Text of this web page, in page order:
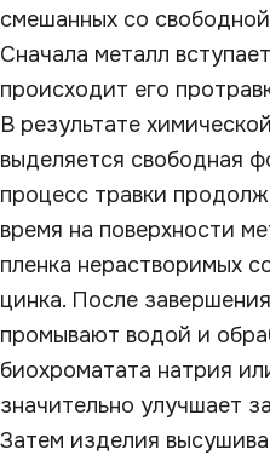
смешанных со
Сначала металл
происходит его
В результате
выделяется свободная
процесс травки
время на поверхности
пленка нерастворимых
цинка. После
промывают водой и
биохроматата натрия
значительно улучшает
Затем изделия